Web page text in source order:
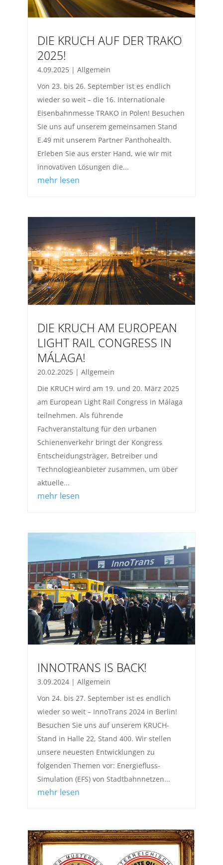
DIE KRUCH AUF DER TRAKO
2025!
4.09.2025| Allgemein
Von 23. bis 26. September ist es endlich
wieder so weit – die 16. Internationale
Eisenbahnmesse TRAKO in Polen! Besuchen
Sie uns auf unserem gemeinsamen Stand
E.49 mit unserem Partner Panthohealth.
Erleben Sie aus erster Hand, wie wir mit
innovativen Lösungen die...
mehr lesen
DIE KRUCH AM EUROPEAN
LIGHT RAIL CONGRESS IN
MÁLAGA!
20.02.2025| Allgemein
Die KRUCH wird am 19. und 20. März 2025
am European Light Rail Congress in Málaga
teilnehmen. Als führende
Fachveranstaltung für den urbanen
Schienenverkehr bringt der Kongress
Entscheidungsträger, Betreiber und
Technologieanbieter zusammen, um über
aktuelle...
mehr lesen
INNOTRANS IS BACK!
3.09.2024| Allgemein
Von 24. bis 27. September ist es endlich
wieder so weit – InnoTrans 2024 in Berlin!
Besuchen Sie uns auf unserem KRUCH-
Stand in Halle 22, Stand 400. Wir stellen
unsere neuesten Entwicklungen zu
folgenden Themen vor: Energiefluss-
Simulation (EFS) von Stadtbahnnetzen...
mehr lesen